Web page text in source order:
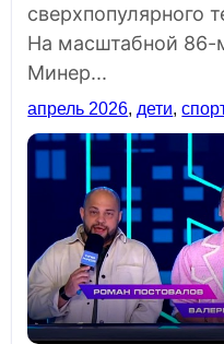
сверхпопулярного
На масштабной 86-
Минер...
апрель 2026, дети,